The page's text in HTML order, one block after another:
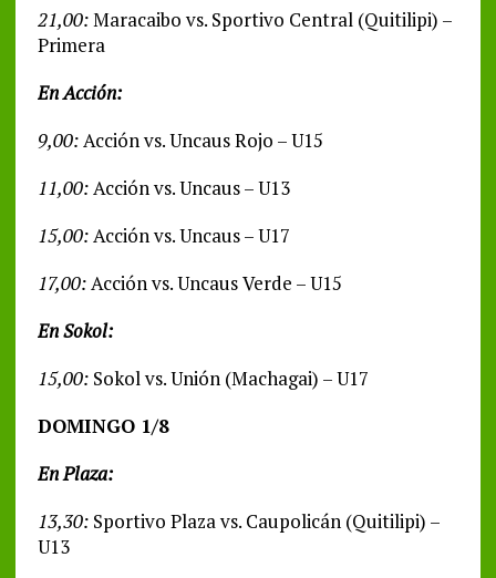
21,00:Maracaibo vs. Sportivo Central (Quitilipi) –
Primera
En Acción:
9,00:Acción vs. Uncaus Rojo – U15
11,00:Acción vs. Uncaus – U13
15,00:Acción vs. Uncaus – U17
17,00:Acción vs. Uncaus Verde – U15
En Sokol:
15,00:Sokol vs. Unión (Machagai) – U17
DOMINGO 1/8
En Plaza:
13,30:Sportivo Plaza vs. Caupolicán (Quitilipi) –
U13